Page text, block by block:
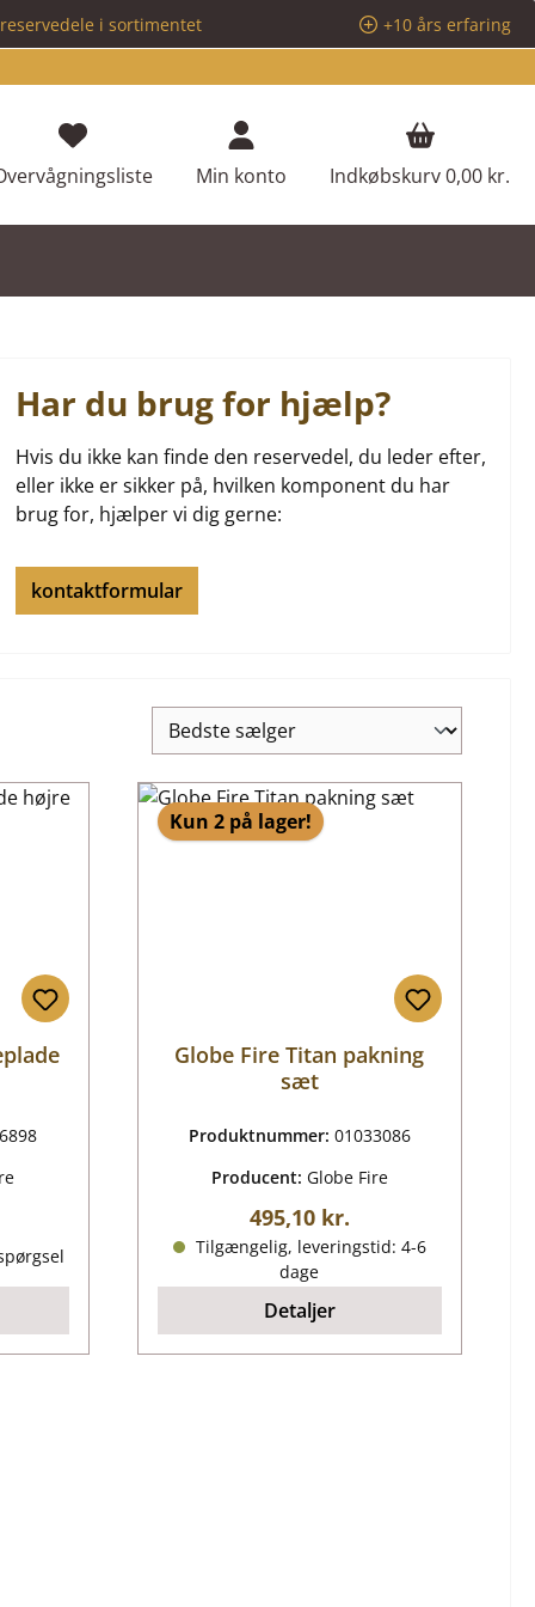
i sortimentet
+10 års erfaring
Du har 0 ønskeliste varer
Min konto Indkøbskurv0,00 kr.
Har du brug for hjælp?
Hvis du ikke kan finde den reservedel, du leder efter,
eller ikke er sikker på, hvilken komponent du har
brug for, hjælper vi dig gerne:
kontaktformular
Kun 2 på lager!
Globe Fire Titan pakning
sæt
Produktnummer: 01033086
Producent: Globe Fire
Almindelig pris:
495,10 kr.
Tilgængelig, leveringstid: 4-6
dage
Detaljer